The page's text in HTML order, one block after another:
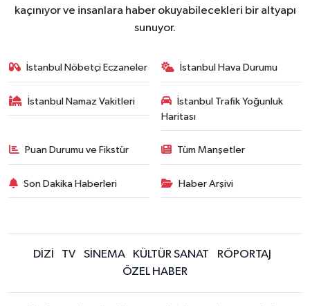
kaçınıyor ve insanlara haber okuyabilecekleri bir altyapı
sunuyor.
İstanbul Nöbetçi Eczaneler İstanbul Hava Durumu
İstanbul Namaz Vakitleri
İstanbul Trafik Yoğunluk
Haritası
Puan Durumu ve Fikstür Tüm Manşetler
Son Dakika Haberleri Haber Arşivi
DİZİ TV SİNEMA KÜLTÜR SANAT
RÖPORTAJ
ÖZEL HABER